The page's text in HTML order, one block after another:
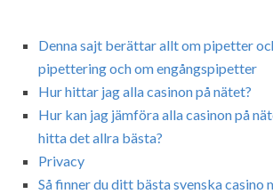
Denna sajt berättar allt om pipetter
pipettering och om engångspipetter
Hur hittar jag alla casinon på nätet?
Hur kan jag jämföra alla casinon på
hitta det allra bästa?
Privacy
Så finner du ditt bästa svenska casino